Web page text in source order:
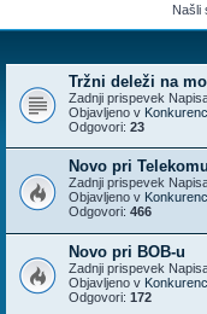
Našli
Tržni deleži na
Zadnji prispevek
Objavljeno v
Odgovori: 23
Novo pri
Zadnji prispevek
Objavljeno v
Odgovori: 466
Novo pri BOB-u
Zadnji prispevek
Objavljeno v
Odgovori: 172